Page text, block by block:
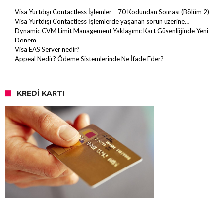
Visa Yurtdışı Contactless İşlemler – 70 Kodundan Sonrası (Bölüm 2)
Visa Yurtdışı Contactless İşlemlerde yaşanan sorun üzerine…
Dynamic CVM Limit Management Yaklaşımı: Kart Güvenliğinde Yeni
Dönem
Visa EAS Server nedir?
Appeal Nedir? Ödeme Sistemlerinde Ne İfade Eder?
KREDI KARTI